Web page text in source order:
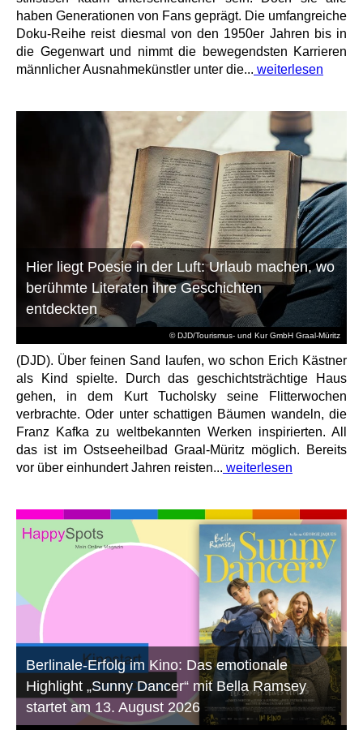
haben Generationen von Fans geprägt. Die umfangreiche
Doku-Reihe reist diesmal von den 1950er Jahren bis in
die Gegenwart und nimmt die bewegendsten Karrieren
männlicher Ausnahmekünstler unter die... weiterlesen
© DJD/Tourismus- und Kur GmbH Graal-Müritz
Hier liegt Poesie in der Luft: Urlaub machen, wo
berühmte Literaten ihre Geschichten
entdeckten
(DJD). Über feinen Sand laufen, wo schon Erich Kästner
als Kind spielte. Durch das geschichtsträchtige Haus
gehen, in dem Kurt Tucholsky seine Flitterwochen
verbrachte. Oder unter schattigen Bäumen wandeln, die
Franz Kafka zu weltbekannten Werken inspirierten. All
das ist im Ostseeheilbad Graal-Müritz möglich. Bereits
vor über einhundert Jahren reisten... weiterlesen
Berlinale-Erfolg im Kino: Das emotionale
Highlight „Sunny Dancer“ mit Bella Ramsey
startet am 13. August 2026